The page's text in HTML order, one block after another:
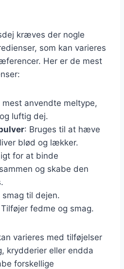
kræves der nogle
som kan varieres
Her er de mest
mest anvendte meltype,
luftig dej.
: Bruges til at hæve
blød og lækker.
for at binde
og skabe den
smag til dejen.
fedme og smag.
varieres med tilføjelser
krydderier eller endda
forskellige